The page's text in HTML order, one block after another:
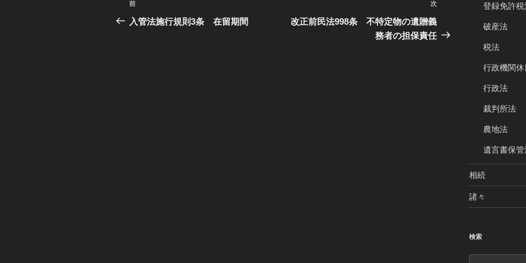
稿
過
去
前
入管法施行規則3条 在留期間
投
次
改正前民法998条 不特定物の遺贈義
務者の担保責任
登録免許税
破産法
税法
行政機関休
行政法
裁判所法
農地法
遺言書保管
相続
諸々
検索